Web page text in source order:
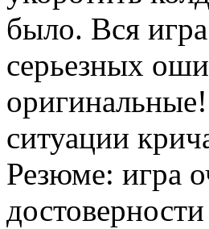
было. Вся
серьезных
ситуации
Резюме: игра